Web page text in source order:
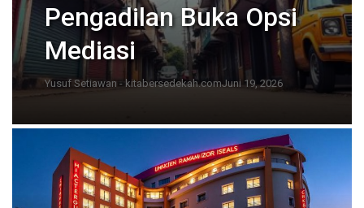
Pengadilan Buka Opsi
Mediasi
Yusuf Setiawan - kitabersedekah.comJuni 19, 2026